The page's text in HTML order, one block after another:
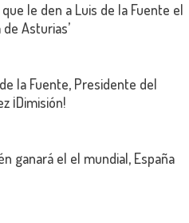
que le den a Luis de la Fuente el
Asturias’
la Fuente, Presidente del
¡Dimisión!
ganará el el mundial, España